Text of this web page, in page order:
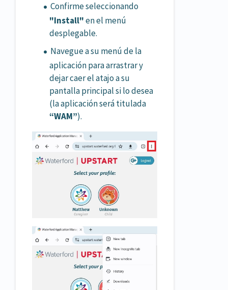
Confirme seleccionando
"Install"en el menú
desplegable.
Navegue a su menú de la
aplicación para arrastrar y
dejar caer el atajo a su
pantalla principal si lo desea
(la aplicación será titulada
“WAM”).